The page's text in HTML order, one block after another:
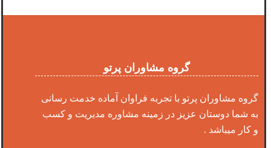
گروه مشاوران پرتو
گروه مشاوران پرتو با تجربه فراوان آماده خدمت رسانی
به شما دوستان عزیز در زمینه مشاوره مدیریت و کسب
و کار میباشد .